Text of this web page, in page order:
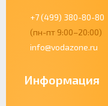
+7 (499) 380-80-80
(пн-пт 9:00–20:00)
info@vodazone.ru
Информация